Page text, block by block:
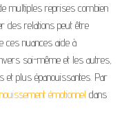
multiples reprises combien
des relations peut être
ces nuances aide à
soi-même et les autres,
et plus épanouissantes. Par
émotionnel dans